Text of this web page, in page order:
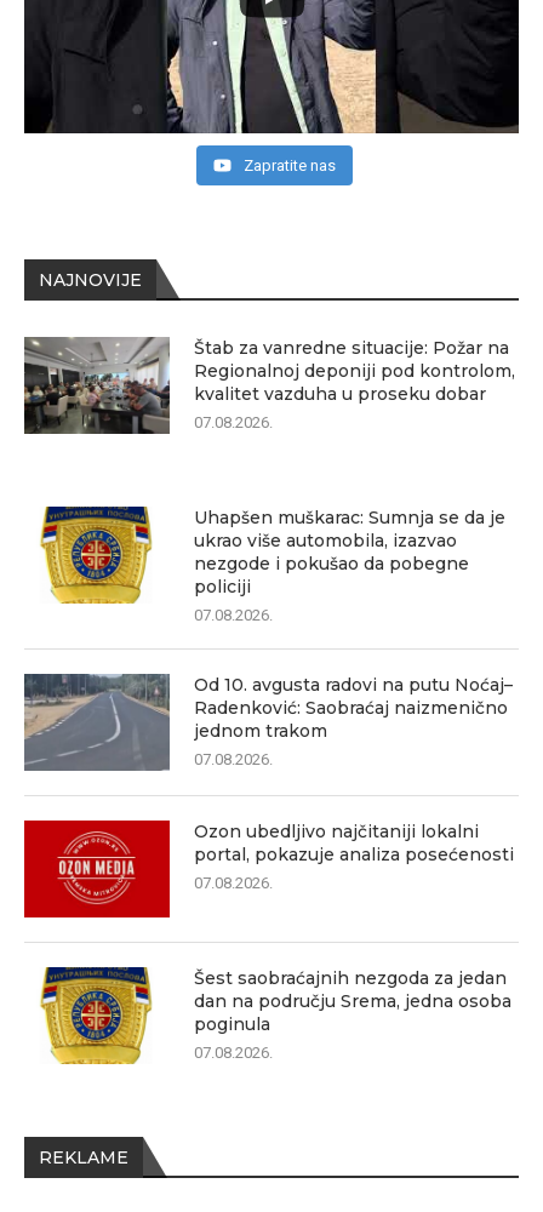
NAJNOVIJE
Štab za vanredne situacije: Požar na
Regionalnoj deponiji pod kontrolom,
kvalitet vazduha u proseku dobar
07.08.2026.
Uhapšen muškarac: Sumnja se da je
ukrao više automobila, izazvao
nezgode i pokušao da pobegne
policiji
07.08.2026.
Od 10. avgusta radovi na putu Noćaj–
Radenković: Saobraćaj naizmenično
jednom trakom
07.08.2026.
Ozon ubedljivo najčitaniji lokalni
portal, pokazuje analiza posećenosti
07.08.2026.
Šest saobraćajnih nezgoda za jedan
dan na području Srema, jedna osoba
poginula
07.08.2026.
REKLAME
Zapratite nas